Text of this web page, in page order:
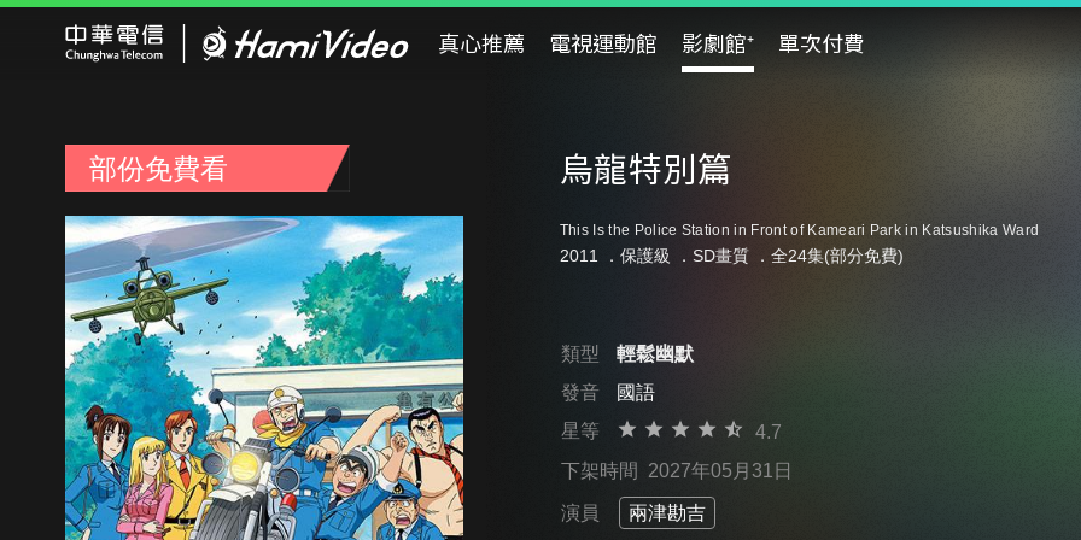
真心推薦 電視運動館 影劇館⁺ 單次付費
部份免費看 烏龍特別篇
This Is the Police Station in Front of Kameari Park in Katsushika Ward
2011 ． 保護級 ．SD畫質 ．全24集(部分免費)
類型
輕鬆幽默
發音
國語
星等
4.7
下架時間 2027年05月31日
演員 兩津勘吉